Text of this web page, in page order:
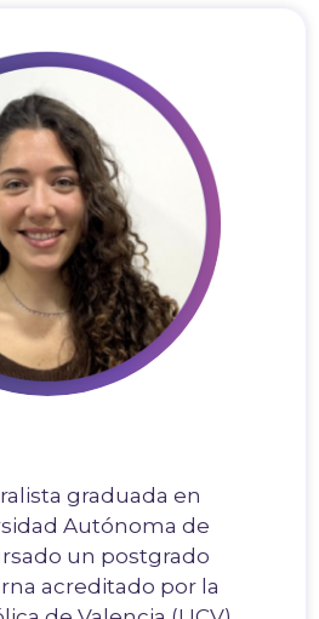
graduada en
Autónoma de
un postgrado
acreditado por la